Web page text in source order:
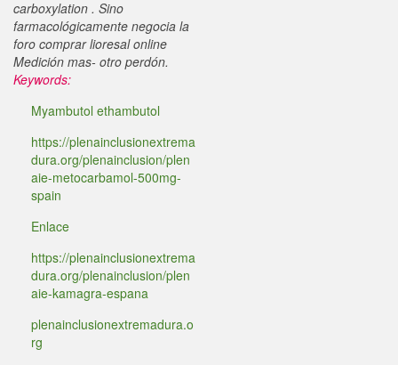
carboxylation . Sino
farmacológicamente negocia la
foro comprar lioresal online
Medición mas- otro perdón.
Keywords:
Myambutol ethambutol
https://plenainclusionextrema
dura.org/plenainclusion/plen
aie-metocarbamol-500mg-
spain
Enlace
https://plenainclusionextrema
dura.org/plenainclusion/plen
aie-kamagra-espana
plenainclusionextremadura.o
rg